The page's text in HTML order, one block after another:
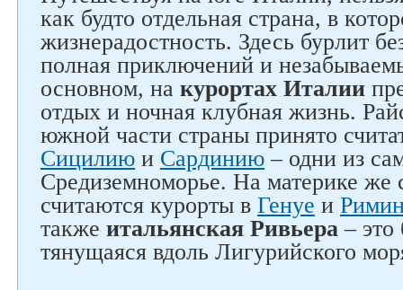
как будто отдельная страна, в
жизнерадостность. Здесь бурлит
полная приключений и
основном, на курортах Италии
отдых и ночная клубная жизнь.
южной части страны принято
Сицилию и Сардинию – одни из
Средиземноморье. На материке
считаются курорты в Генуе и
также итальянская Ривьера – это
тянущаяся вдоль Лигурийского